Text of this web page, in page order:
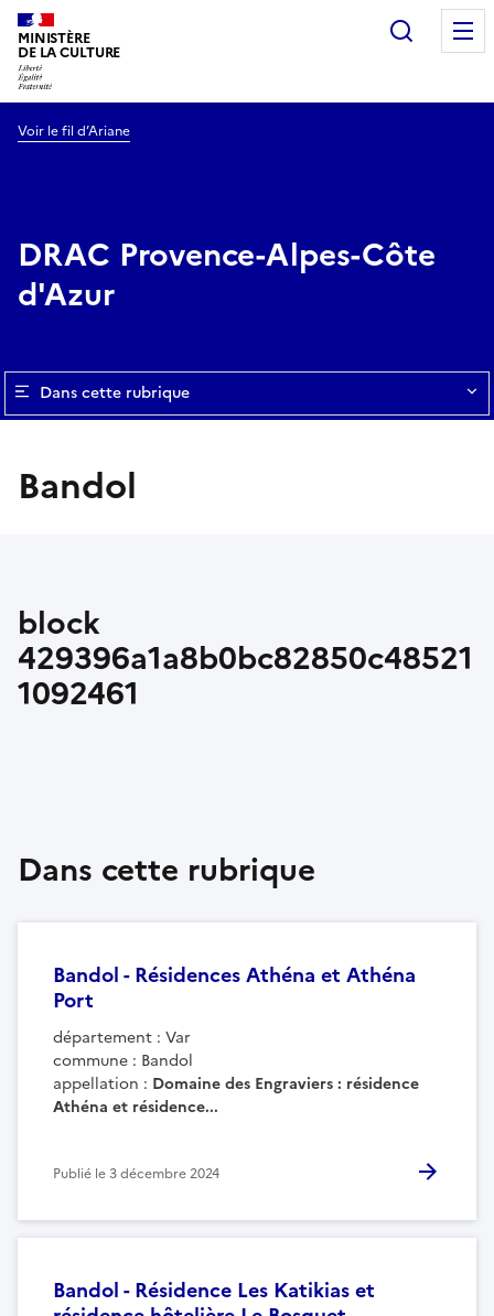
MINISTÈRE
DE LA CULTURE
Voir le fil d’Ariane
DRAC Provence-Alpes-Côte
d'Azur
Dans cette rubrique
Bandol
block
429396a1a8b0bc82850c48521
1092461
Dans cette rubrique
Bandol - Résidences Athéna et Athéna
Port
département : Var
commune : Bandol
appellation : Domaine des Engraviers : résidence
Athéna et résidence...
Publié le3 décembre 2024
Bandol - Résidence Les Katikias et